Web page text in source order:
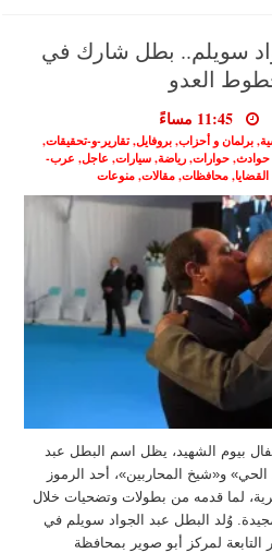
سويلم.. بطل شارك في
11:45 مساءً
,برلمان و أحزاب,بروفايل,تقارير-و-تحقيقات,
حوادث,حوارات,رياضة,سيارات, عاجل, عرب-
,محافظات,مقالات,منوعات
بيوم الشهيد، يظل اسم البطل عبد
الحي» و«شيخ المحاربين»، أحد الرموز
لما قدمه من بطولات وتضحيات خلال
وُلد البطل عبد الجواد سويلم في
أبو عمر التابعة لمركز أبو صوير بمحافظة